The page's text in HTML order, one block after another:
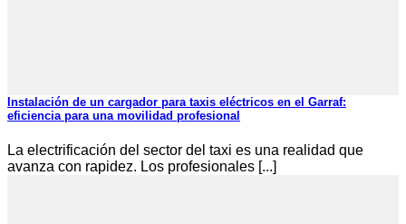
Instalación de un cargador para taxis eléctricos en el Garraf:
eficiencia para una movilidad profesional
La electrificación del sector del taxi es una realidad que
avanza con rapidez. Los profesionales [...]